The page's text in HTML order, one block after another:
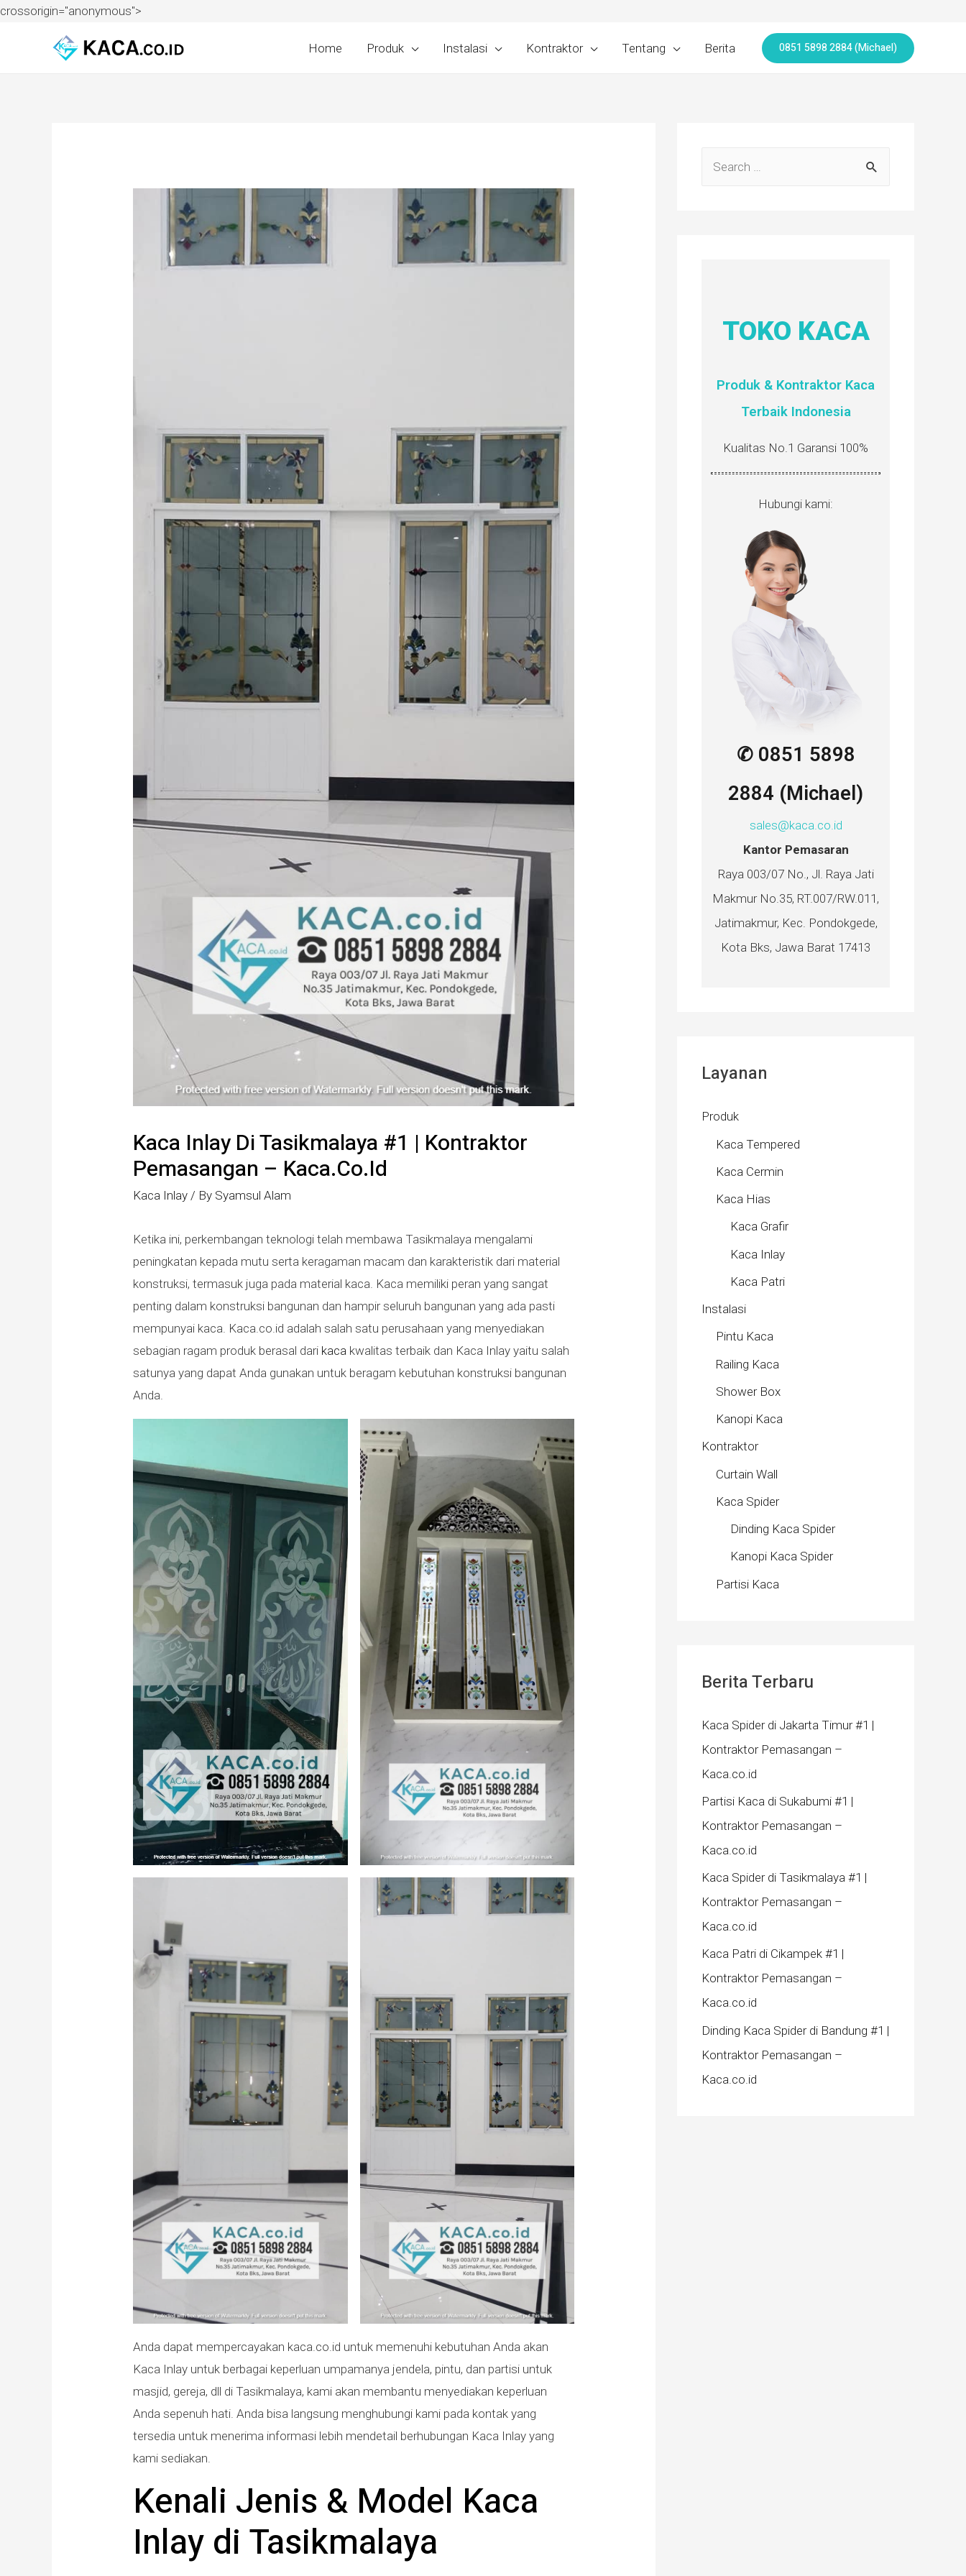
crossorigin="anonymous">
Home Produk Instalasi Kontraktor Tentang Berita 0851 5898 2884 (Michael)
Kaca Inlay Di Tasikmalaya #1 | Kontraktor
Pemasangan – Kaca.co.id
Kaca Inlay / By Syamsul Alam
Ketika ini, perkembangan teknologi telah membawa Tasikmalaya mengalami
peningkatan kepada mutu serta keragaman macam dan karakteristik dari material
konstruksi, termasuk juga pada material kaca. Kaca memiliki peran yang sangat
penting dalam konstruksi bangunan dan hampir seluruh bangunan yang ada pasti
mempunyai kaca. Kaca.co.id adalah salah satu perusahaan yang menyediakan
sebagian ragam produk berasal dari kaca kwalitas terbaik dan Kaca Inlay yaitu salah
satunya yang dapat Anda gunakan untuk beragam kebutuhan konstruksi bangunan
Anda.
Anda dapat mempercayakan kaca.co.id untuk memenuhi kebutuhan Anda akan
Kaca Inlay untuk berbagai keperluan umpamanya jendela, pintu, dan partisi untuk
masjid, gereja, dll di Tasikmalaya, kami akan membantu menyediakan keperluan
Anda sepenuh hati. Anda bisa langsung menghubungi kami pada kontak yang
tersedia untuk menerima informasi lebih mendetail berhubungan Kaca Inlay yang
kami sediakan.
Kenali Jenis & Model Kaca
Inlay di Tasikmalaya
TOKO KACA
Produk & Kontraktor Kaca
Terbaik Indonesia
Kualitas No.1 Garansi 100%
Hubungi kami:
✆ 0851 5898
2884 (Michael)
sales@kaca.co.id
Kantor Pemasaran
Raya 003/07 No., Jl. Raya Jati
Makmur No.35, RT.007/RW.011,
Jatimakmur, Kec. Pondokgede,
Kota Bks, Jawa Barat 17413
Layanan
Produk
Kaca Tempered
Kaca Cermin
Kaca Hias
Kaca Grafir
Kaca Inlay
Kaca Patri
Instalasi
Pintu Kaca
Railing Kaca
Shower Box
Kanopi Kaca
Kontraktor
Curtain Wall
Kaca Spider
Dinding Kaca Spider
Kanopi Kaca Spider
Partisi Kaca
Berita Terbaru
Kaca Spider di Jakarta Timur #1 |
Kontraktor Pemasangan –
Kaca.co.id
Partisi Kaca di Sukabumi #1 |
Kontraktor Pemasangan –
Kaca.co.id
Kaca Spider di Tasikmalaya #1 |
Kontraktor Pemasangan –
Kaca.co.id
Kaca Patri di Cikampek #1 |
Kontraktor Pemasangan –
Kaca.co.id
Dinding Kaca Spider di Bandung #1 |
Kontraktor Pemasangan –
Kaca.co.id